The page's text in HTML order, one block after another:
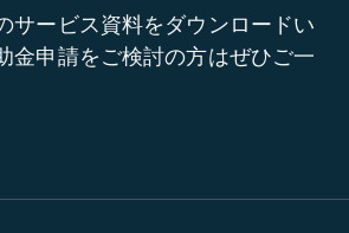
サービス資料をダウンロードい
金申請をご検討の方はぜひご一